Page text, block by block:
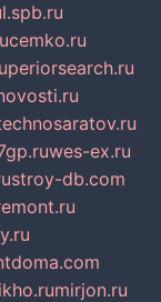
cemko.ru
wes-ex.ru
stroy-db.com
mirjon.ru